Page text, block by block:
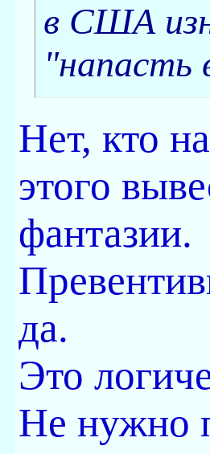
в США
"напасть
Нет, кто
этого
фантазии.
да.
Это
Не нужно